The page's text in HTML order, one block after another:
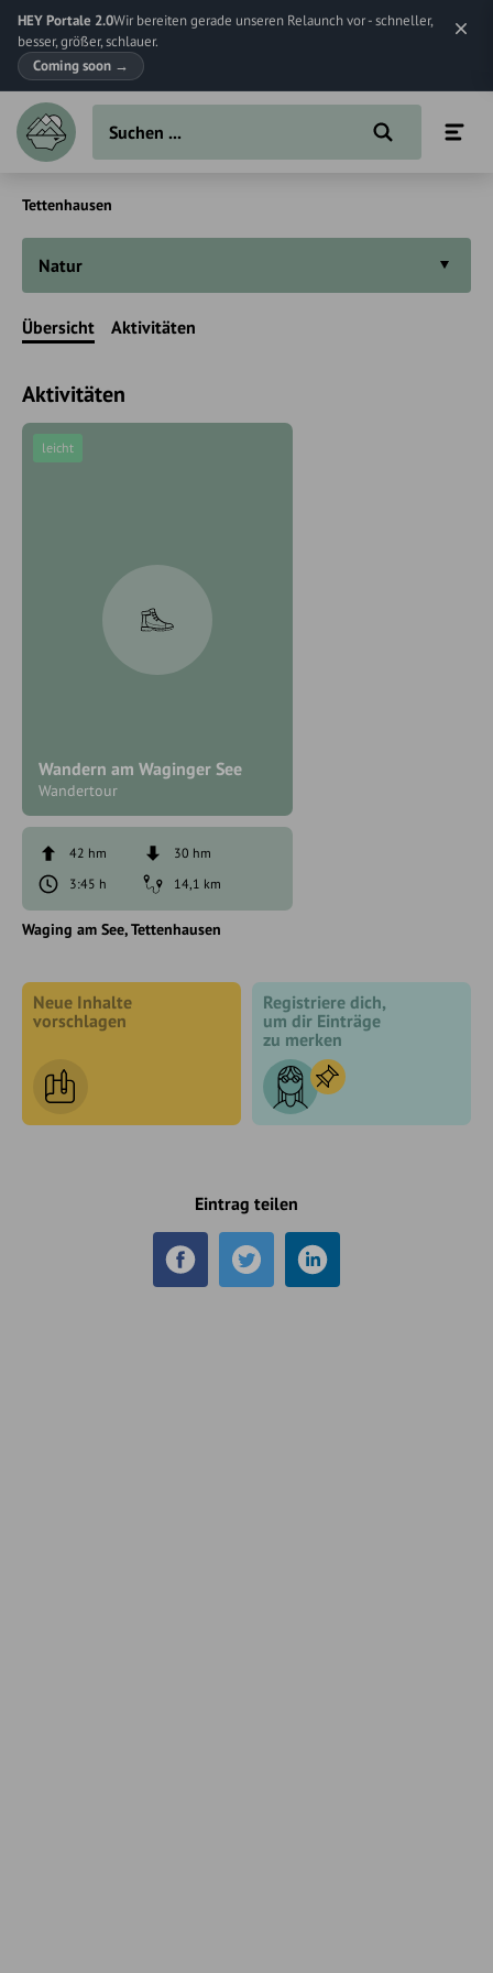
HEY Portale 2.0Wir bereiten gerade unseren Relaunch vor - schneller,
besser, größer, schlauer.
Coming soon →
Tettenhausen
Natur
Übersicht Aktivitäten
Aktivitäten
Wandern am Waginger See
Wandertour
leicht
42 hm
30 hm
3:45 h
14,1 km
Waging am See Tettenhausen
Neue Inhalte
vorschlagen
Registriere dich,
um dir Einträge
zu merken
Eintrag teilen